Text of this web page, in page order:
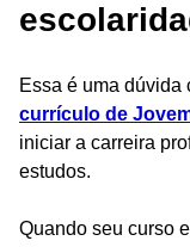
Essa é uma dúvida
currículo de
iniciar a carreira
estudos.
Quando seu curso